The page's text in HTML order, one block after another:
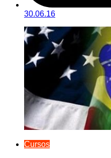
30.06.16
Cursos